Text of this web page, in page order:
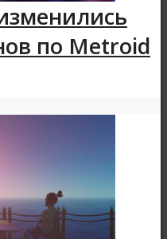
по Metroid